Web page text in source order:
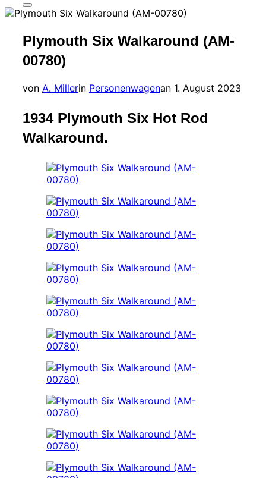
Seitenleiste
&
umschalten
Plymouth Six Walkaround (AM-
00780)
von A. Millerin Personenwagenan Veröffentlicht
1. August 2023
1934 Plymouth Six Hot Rod
Walkaround.